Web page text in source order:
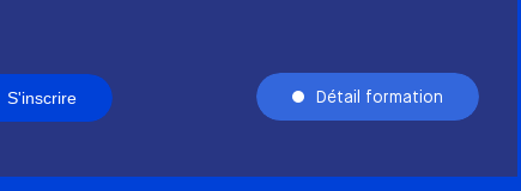
S'inscrire Détail formation